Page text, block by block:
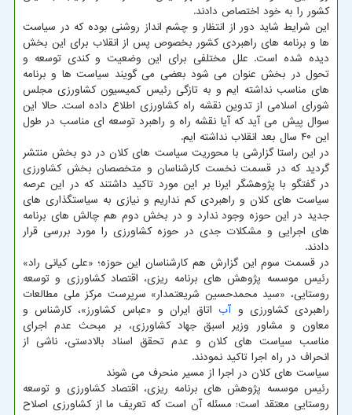
کشور را به خود اختصاص دادند.
این شرایط شاید دور از انتظار و چشم انداز روشنی بوده که در سیاست
ها و برنامه های راهبردی کشور بخصوص پس از انقلاب برای این بخش
دیده شده است. علل مختلفی برای این وضعیت و کندی توسعه و
تحول در بخش عنوان می شود بعضی می گویند سیاست ها و برنامه
های مناسب نداشته ایم و به تازگی رئیس کمیسیون کشاورزی مجلس
شورای اسلامی از تدوین نقشه راه کشاورزی اطلاع داده است. حالا این
سوال پیش می آید که آیا نقشه راه و راهبرد توسعه ای مناسب در طول
این ۴۰ سال بعد انقلاب نداشته ایم.
در این راستا گزارشی با محوریت سیاست های کلان در دو بخش منتشر
گردید که در قسمت نخست کارشناسان و متخصصان بخش کشاورزی
در گفتگو با پژوهشگر ایرنا بر این مورد تاکید داشتند که در این عرصه
سیاست های کلان و راهبردی کم نداریم و نیازی به سیاستگذاری های
جدید در این حوزه وجود ندارد و در بخش دوم هم چالش های برنامه
های اجرایی و مشکلات جدی در حوزه کشاورزی را مورد بررسی قرار
دادند.
در قسمت سوم این گزارش هم کارشناسان این حوزه؛ «علی کیانی راد»
رئیس موسسه پژوهش های برنامه ریزی، اقتصاد کشاورزی و توسعه
روستایی، «سید محمدحسین شریعتمدار» سرپرست مرکز ملی مطالعات
راهبردی کشاورزی وآب اتاق ایران و «عباس کشاورز»، کارشناس و
معاون و مشاور وزیر اسبق جهاد کشاورزی، بر مبحث عدم اجرای
مناسب سیاست های کلان و عدم تحقق اسناد بالادستی، ناشی از
انحراف در راه اجرا تاکید نمودند.
سیاست های کلان در اجرا از مسیر منحرف می شوند
رئیس موسسه پژوهش های برنامه ریزی، اقتصاد کشاورزی و توسعه
روستایی معتقد است: مسئله آن است که تعریف ما از کشاورزی اصلاح